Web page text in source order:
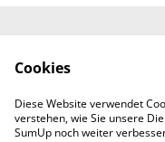
ungen von
Cookies
Diese Website verwendet
verstehen, wie Sie unsere
SumUp noch weiter